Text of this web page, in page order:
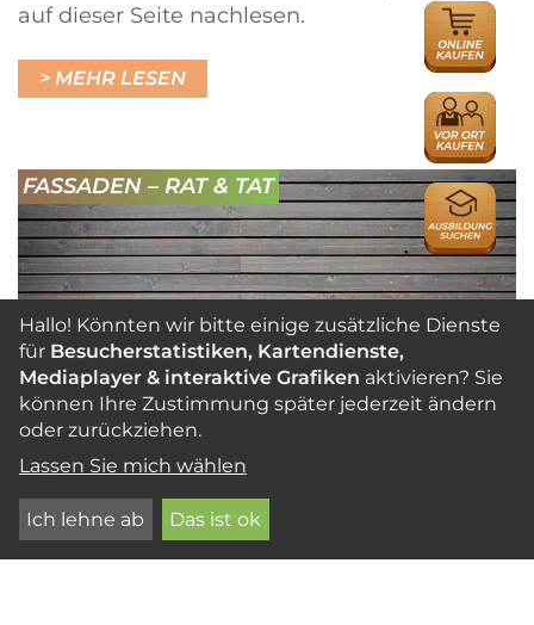
auf dieser Seite nachlesen.
MEHR LESEN
FASSADEN – RAT & TAT
Rat und Tat für Fassaden
Holzfassaden bieten eine ideale Möglichkeit,
ONLINE
Hallo! Könnten wir bitte einige zusätzliche Dienste
für Besucherstatistiken, Kartendienste,
Mediaplayer & interaktive Grafiken aktivieren? Sie
können Ihre Zustimmung später jederzeit ändern
oder zurückziehen.
Lassen Sie mich wählen
Ich lehne ab Das ist ok